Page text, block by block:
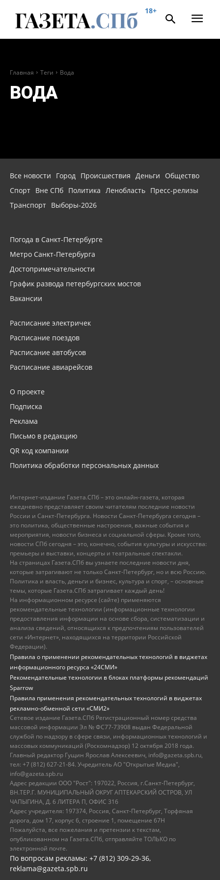
18+
Главная Теги Вода
ВОДА
Все новости Город Происшествия Деньги
Общество
Спорт Вне СПб Политика Ленобласть Пресс-релизы
Транспорт Выборы-2026
Погода в Санкт-Петербурге
Метро Санкт-Петербурга
Достопримечательности
График развода петербургских мостов
Вакансии
Расписание электричек
Расписание поездов
Расписание автобусов
Расписание авиарейсов
О проекте
Подписка
Реклама
Письмо в редакцию
QR код компании
Политика обработки персональных данных
Интернет-издание Газета.СПб – это онлайн-газета, которая
ежедневно представляет своим читателям последние новости
России и Санкт-Петербурга. Новости Санкт-Петербурга сегодня –
это политика, общественные настроения, важные события и
мероприятия, новости бизнеса и социальной сферы. Кроме того,
новости СПб сегодня – это, конечно, события культуры и искусства:
премьеры и выставки, концерты и театральные спектакли.
На страницах Газета.СПб вы узнаете последние новости дня,
которые затрагивают не только Санкт-Петербург, но и всю Россию.
Политика и власть, деньги и бизнес, культура и спорт, – основные
темы, которые Газета.СПб затрагивает каждый день!
На информационном ресурсе (сайте) применяются
рекомендательные технологии (информационные технологии
предоставления информации на основе сбора, систематизации и
анализа сведений, относящихся к предпочтениям пользователей
сети «Интернет», находящихся на территории Российской
Федерации).
Правила о применении рекомендательных технологий в виджетах
информационного ресурса «24СМИ»
Рекомендательные технологии в блоках платформы рекомендаций
Sparrow
Правила применения рекомендательных технологий в виджетах
рекламно-обменной сети «СМИ2»
Сетевое издание Газета.СПб Регистрационный номер средства
массовой информации Эл № ФС77-73908 выдан Федеральной
службой по надзору в сфере связи, информационных технологий и
массовых коммуникаций (Роскомнадзор) 12 октября 2018 года.
Главный редактор Гущин Ярослав Алексеевич, info@gazeta.spb.ru,
тел: +7 (812) 627-21-84. Учредитель АО "Открытые Медиа",
info@gazeta.spb.ru
Адрес редакции ООО "Рост": 197022, Россия, г.Санкт-Петербург,
ВН.ТЕР.Г. МУНИЦИПАЛЬНЫЙ ОКРУГ АПТЕКАРСКИЙ ОСТРОВ, УЛ
ЧАПЫГИНА, Д. 6 ЛИТЕРА П, ОФИС 316
Адрес учредителя: 197374, Россия, Санкт-Петербург, Торфяная
дорога, дом 17, корпус 6, строение 1, помещение 67Н
Пожалуйста, все пожелания и претензии к текстам,
опубликованном на Газета.СПб, отправляйте ТОЛЬКО по
электронной почте.
По вопросам рекламы: +7 (812) 309-29-36,
reklama@gazeta.spb.ru